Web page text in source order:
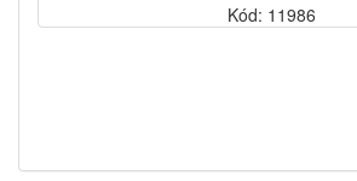
Kód: 11986